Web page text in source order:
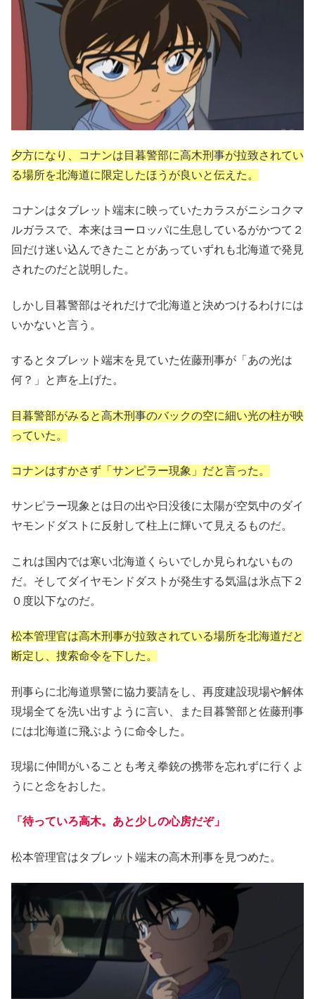
夕方になり、コナンは目暮警部に高木刑事が拉致されてい
る場所を北海道に限定したほうが良いと伝えた。
コナンはタブレット端末に映っていたカラスがニシコクマ
ルガラスで、本来はヨーロッパに生息しているがかつて２
回だけ迷い込んできたことがあっていずれも北海道で発見
されたのだと説明した。
しかし目暮警部はそれだけで北海道と決めつけるわけには
いかないと言う。
するとタブレット端末を見ていた佐藤刑事が「あの光は
何？」と声を上げた。
目暮警部がみると高木刑事のバックの空に細い光の柱が映
っていた。
コナンはすかさず「サンピラー現象」だと言った。
サンピラー現象とは日の出や日没後に太陽が空気中のダイ
ヤモンドダストに反射して柱上に輝いて見えるものだ。
これは国内では寒い北海道くらいでしか見られないもの
だ。そしてダイヤモンドダストが発生する気温は氷点下２
０度以下なのだ。
松本管理官は高木刑事が拉致されている場所を北海道だと
断定し、捜索命令を下した。
刑事らに北海道県警に協力要請をし、再度建設現場や解体
現場全てを洗い出すように言い、また目暮警部と佐藤刑事
には北海道に飛ぶように命令した。
現場に仲間がいることも考え拳銃の携帯を忘れずに行くよ
うにと念をおした。
「待っていろ高木。あと少しの心房だぞ」
松本管理官はタブレット端末の高木刑事を見つめた。